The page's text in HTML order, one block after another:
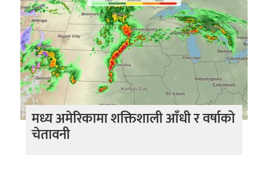
मध्य अमेरिकामा शक्तिशाली आँधी र वर्षाको
चेतावनी